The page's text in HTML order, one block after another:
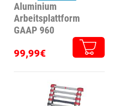
Aluminium
Arbeitsplattform
GAAP 960
99,99€